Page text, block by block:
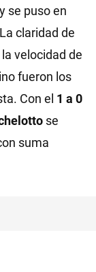
se puso en
claridad de
la velocidad de
fueron los
Con el 1 a 0
se
suma